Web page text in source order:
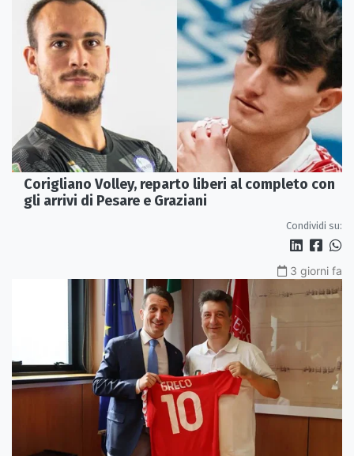
Corigliano Volley, reparto liberi al completo con
gli arrivi di Pesare e Graziani
Condividi su:
3 giorni fa